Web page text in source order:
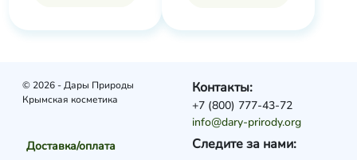
© 2026 - Дары Природы
Крымская косметика
Доставка/оплата
Следите за нами:
Контакты:
+7 (800) 777-43-72
info@dary-prirody.org